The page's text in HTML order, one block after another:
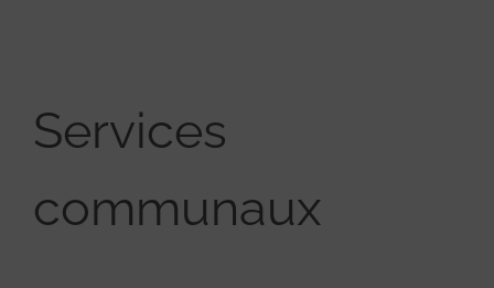
Services
communaux